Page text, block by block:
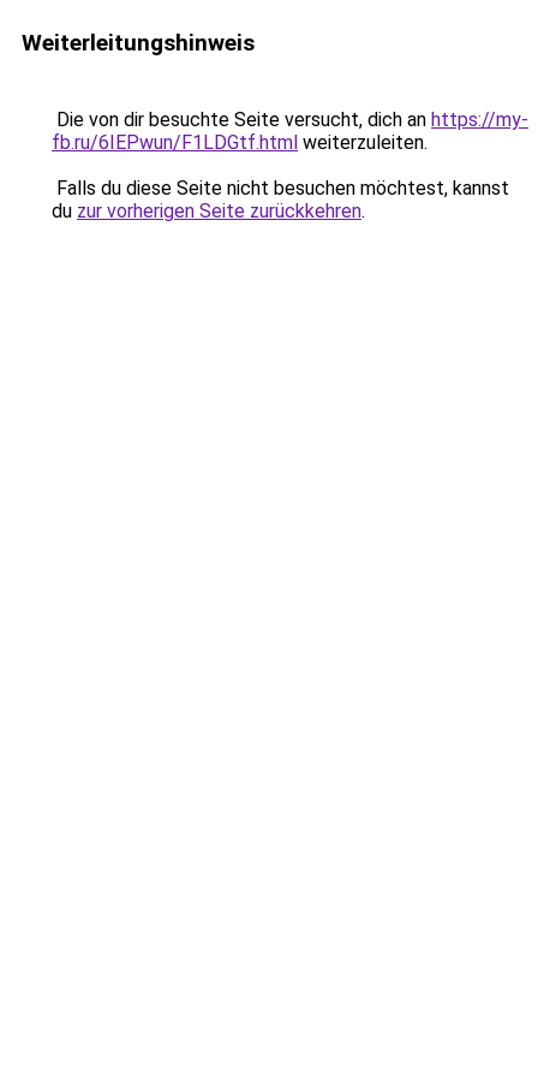
Weiterleitungshinweis
Die von dir besuchte Seite versucht, dich an https://my-
fb.ru/6IEPwun/F1LDGtf.html weiterzuleiten.
Falls du diese Seite nicht besuchen möchtest, kannst
du zur vorherigen Seite zurückkehren.